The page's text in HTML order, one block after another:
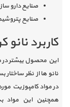
صنایع دارو
صنایع
کاربرد
این محصول بیشتر در
نانو ها از نظر
در مواد کامپوزیت
همچنین این مواد